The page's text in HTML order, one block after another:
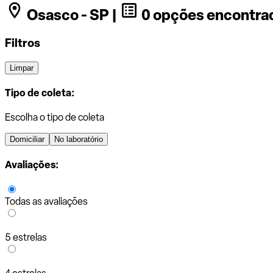
Osasco - SP | 0 opções
Filtros
Limpar
Tipo de coleta:
Escolha o tipo de coleta
Domiciliar No laboratório
Avaliações:
Todas as avaliações
5 estrelas